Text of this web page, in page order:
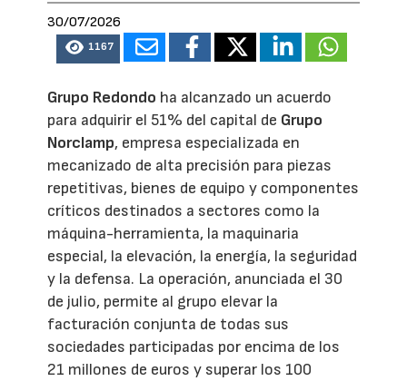
30/07/2026
1167
Grupo Redondo ha alcanzado un acuerdo
para adquirir el 51% del capital de Grupo
Norclamp, empresa especializada en
mecanizado de alta precisión para piezas
repetitivas, bienes de equipo y componentes
críticos destinados a sectores como la
máquina-herramienta, la maquinaria
especial, la elevación, la energía, la seguridad
y la defensa. La operación, anunciada el 30
de julio, permite al grupo elevar la
facturación conjunta de todas sus
sociedades participadas por encima de los
21 millones de euros y superar los 100